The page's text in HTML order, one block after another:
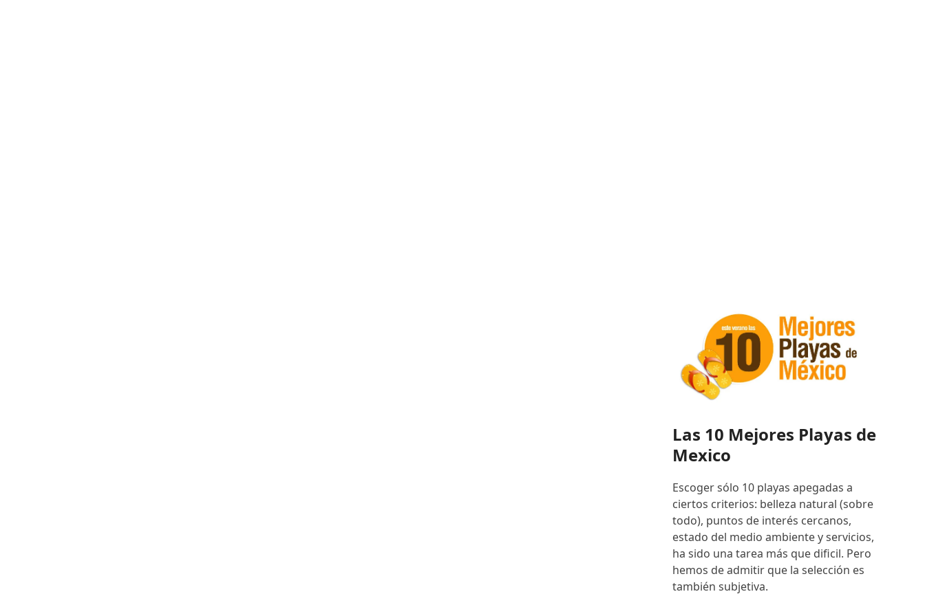
Las 10 Mejores Playas de
Mexico
Escoger sólo 10 playas apegadas a
ciertos criterios: belleza natural (sobre
todo), puntos de interés cercanos,
estado del medio ambiente y servicios,
ha sido una tarea más que dificil. Pero
hemos de admitir que la selección es
también subjetiva.